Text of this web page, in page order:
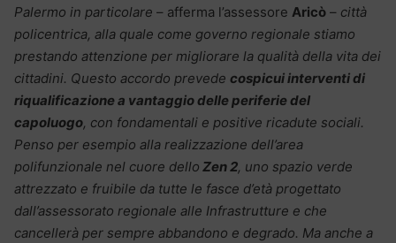
Palermo in particolare – afferma l’assessore Aricò – città
policentrica, alla quale come governo regionale stiamo
prestando attenzione per migliorare la qualità della vita dei
cittadini. Questo accordo prevede cospicui interventi di
riqualificazione a vantaggio delle periferie del
capoluogo, con fondamentali e positive ricadute sociali.
Penso per esempio alla realizzazione dell’area
polifunzionale nel cuore dello Zen 2, uno spazio verde
attrezzato e fruibile da tutte le fasce d’età progettato
dall’assessorato regionale alle Infrastrutture e che
cancellerà per sempre abbandono e degrado. Ma anche a